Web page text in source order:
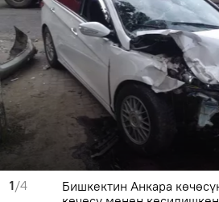
1/4
Бишкектин Анкара